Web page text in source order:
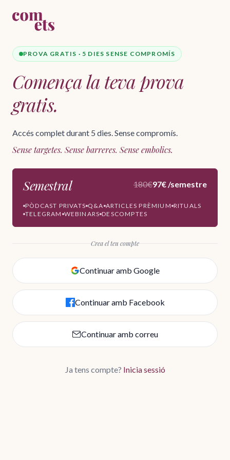
PROVA GRATIS · 5 DIES SENSE COMPROMÍS
Comença la teva prova
gratis.
Accés complet durant 5 dies. Sense compromís.
Sense targetes. Sense barreres. Sense embolics.
Semestral 180€97€ /semestre
PÒDCAST PRIVATS Q&A ARTICLES PRÈMIUM RITUALS
TELEGRAM WEBINARS DESCOMPTES
Crea el teu compte
Continuar amb Google
Continuar amb Facebook
Continuar amb correu
Ja tens compte? Inicia sessió